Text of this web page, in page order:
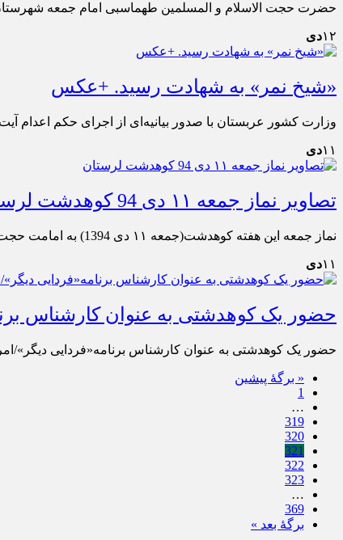
حضرت حجت الاسلام و المسلمین طهماسبی امام جمعه شهرستان
۱۲دی
«شیخ نمر» به شهادت رسید. +عکس
وزارت کشور عربستان با صدور بیانیه‌ای از اجرای حکم اعدام
۱۱دی
تصاویر نماز جمعه ۱۱ دی 94 کوهدشت لرستان
نماز جمعه این هفته کوهدشت(جمعه ۱۱ دی 1394) به امامت حجت الاسلام و المسلمین طهماسبی امام جمعه شهرستان کوهدشت در مسجد حضرت صاحب الزمان (عج) اقامه شد.
۱۱دی
حضور یک کوهدشتی به عنوان کارشناس
حضور یک کوهدشتی به عنوان کارشناس برنامه«فردایی دیگر»/
« برگه‌ٔ پیشین
1
…
319
320
321
322
323
…
369
برگهٔ بعد »